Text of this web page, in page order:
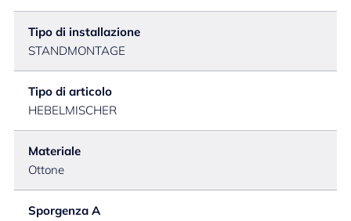
Tipo di installazione
STANDMONTAGE
Tipo di articolo
HEBELMISCHER
Materiale
Ottone
Sporgenza A